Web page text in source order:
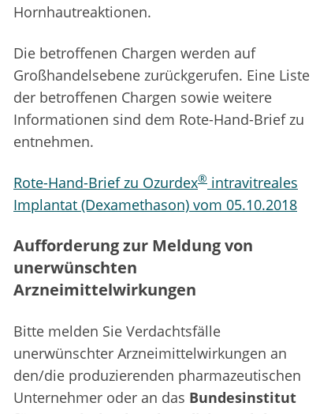
Hornhautreaktionen.
Die betroffenen Chargen werden auf
Großhandelsebene zurückgerufen. Eine Liste
der betroffenen Chargen sowie weitere
Informationen sind dem Rote-Hand-Brief zu
entnehmen.
Rote-Hand-Brief zu Ozurdex® intravitreales
Implantat (Dexamethason) vom 05.10.2018
Aufforderung zur Meldung von
unerwünschten
Arzneimittelwirkungen
Bitte melden Sie Verdachtsfälle
unerwünschter Arzneimittelwirkungen an
den/die produzierenden pharmazeutischen
Unternehmer oder an das Bundesinstitut